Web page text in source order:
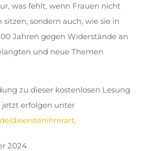
was fehlt, wenn Frauen nicht
sitzen, sondern auch, wie sie in
Jahren gegen Widerstände an
und neue Themen
zu dieser kostenlosen Lesung
jetzt erfolgen unter
dieerstenihrerart.
2024